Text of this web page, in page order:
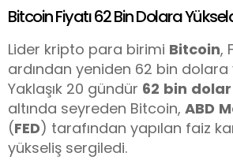
Bitcoin Fiyatı 62 Bin Dolara
Lider kripto para birimi Bitcoin,
ardından yeniden 62 bin dolara
Yaklaşık 20 gündür 62 bin dolar
altında seyreden Bitcoin, ABD
(FED) tarafından yapılan faiz
yükseliş sergiledi.